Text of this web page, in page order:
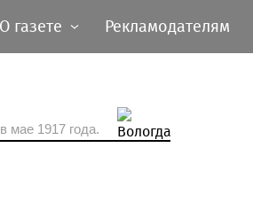
О газете Рекламодателям
мае 1917 года.